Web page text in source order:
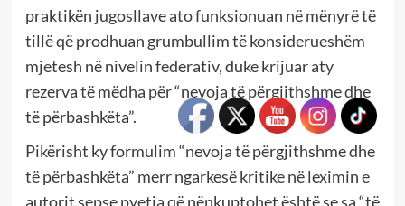
praktikën jugosllave ato funksionuan në mënyrë të
tillë që prodhuan grumbullim të konsiderueshëm
mjetesh në nivelin federativ, duke krijuar aty
rezerva të mëdha për “nevoja të përgjithshme dhe
të përbashkëta”.
Pikërisht ky formulim “nevoja të përgjithshme dhe
të përbashkëta” merr ngarkesë kritike në leximin e
autorit sepse pyetja që nënkuptohet është se sa “të